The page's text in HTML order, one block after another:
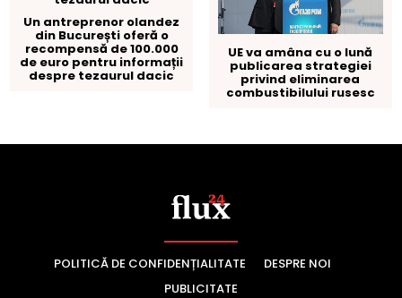
POLITICĂ DE CONFIDENȚIALITATE
DESPRE NOI
PUBLICITATE